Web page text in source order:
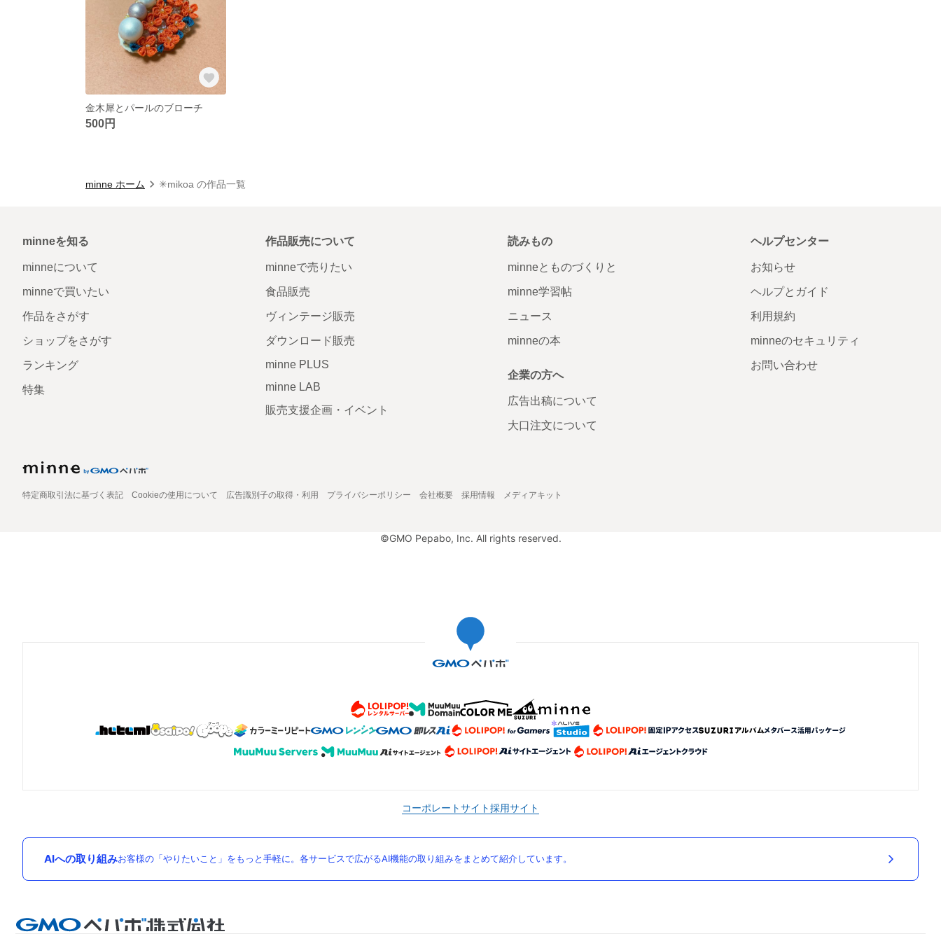
金木犀とパールのブローチ
500円
minne ホーム ✳︎mikoa の作品一覧
minneを知る
minneについて
minneで買いたい
作品をさがす
ショップをさがす
ランキング
特集
作品販売について
minneで売りたい
食品販売
ヴィンテージ販売
ダウンロード販売
minne PLUS
minne LAB
販売支援企画・イベント
読みもの
minneとものづくりと
minne学習帖
ニュース
minneの本
企業の方へ
広告出稿について
大口注文について
ヘルプセンター
お知らせ
ヘルプとガイド
利用規約
minneのセキュリティ
お問い合わせ
特定商取引法に基づく表記 Cookieの使用について 広告識別子の取得・利用 プライバシーポリシー 会社概要 採用情報 メディアキット
©GMO Pepabo, Inc. All rights reserved.
コーポレートサイト採用サイト
AIへの取り組みお客様の「やりたいこと」をもっと手軽に。各サービスで広がるAI機能の取り組みをまとめて紹介しています。